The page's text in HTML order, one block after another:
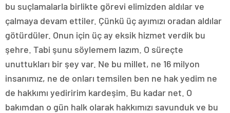
bu suçlamalarla birlikte görevi elimizden aldılar ve
çalmaya devam ettiler. Çünkü üç ayımızı oradan aldılar
götürdüler. Onun için üç ay eksik hizmet verdik bu
şehre. Tabi şunu söylemem lazım. O süreçte
unuttukları bir şey var. Ne bu millet, ne 16 milyon
insanımız, ne de onları temsilen ben ne hak yedim ne
de hakkımı yediririm kardeşim. Bu kadar net. O
bakımdan o gün halk olarak hakkımızı savunduk ve bu